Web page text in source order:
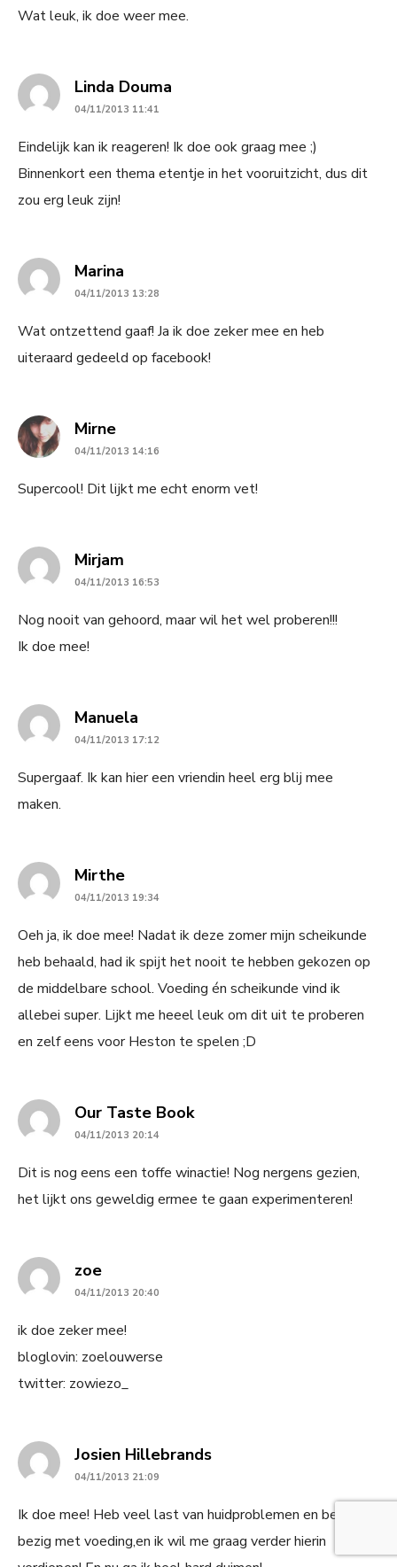
Wat leuk, ik doe weer mee.
Linda Douma
04/11/2013 11:41
Eindelijk kan ik reageren! Ik doe ook graag mee ;)
Binnenkort een thema etentje in het vooruitzicht, dus dit
zou erg leuk zijn!
Marina
04/11/2013 13:28
Wat ontzettend gaaf! Ja ik doe zeker mee en heb
uiteraard gedeeld op facebook!
Mirnesays:
04/11/2013 14:16
Supercool! Dit lijkt me echt enorm vet!
Mirjam
04/11/2013 16:53
Nog nooit van gehoord, maar wil het wel proberen!!!
Ik doe mee!
Manuela
04/11/2013 17:12
Supergaaf. Ik kan hier een vriendin heel erg blij mee
maken.
Mirthesays:
04/11/2013 19:34
Oeh ja, ik doe mee! Nadat ik deze zomer mijn scheikunde
heb behaald, had ik spijt het nooit te hebben gekozen op
de middelbare school. Voeding én scheikunde vind ik
allebei super. Lijkt me heeel leuk om dit uit te proberen
en zelf eens voor Heston te spelen ;D
Our Taste Booksays:
04/11/2013 20:14
Dit is nog eens een toffe winactie! Nog nergens gezien,
het lijkt ons geweldig ermee te gaan experimenteren!
zoesays:
04/11/2013 20:40
ik doe zeker mee!
bloglovin: zoelouwerse
twitter: zowiezo_
Josien Hillebrandssays:
04/11/2013 21:09
Ik doe mee! Heb veel last van huidproblemen en ben veel
bezig met voeding,en ik wil me graag verder hierin